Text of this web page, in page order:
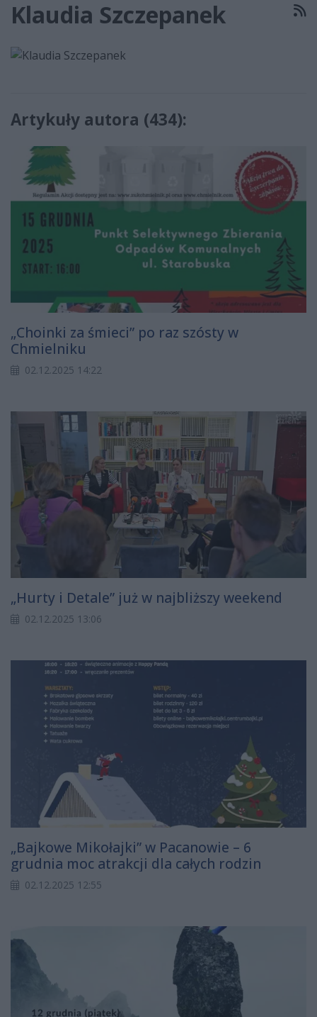
Klaudia Szczepanek
Artykuły autora (434):
„Choinki za śmieci” po raz szósty w
Chmielniku
02.12.2025 14:22
„Hurty i Detale” już w najbliższy weekend
02.12.2025 13:06
„Bajkowe Mikołajki” w Pacanowie – 6
grudnia moc atrakcji dla całych rodzin
02.12.2025 12:55